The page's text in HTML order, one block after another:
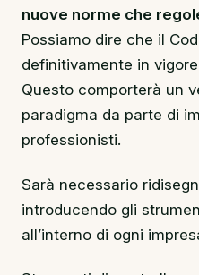
nuove norme che
Possiamo dire che il
definitivamente in
Questo comporterà un
paradigma da parte di
professionisti.
Sarà necessario
introducendo gli
all’interno di ogni